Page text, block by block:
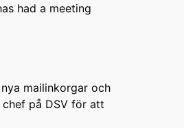
had a meeting
mailinkorgar och
på DSV för att